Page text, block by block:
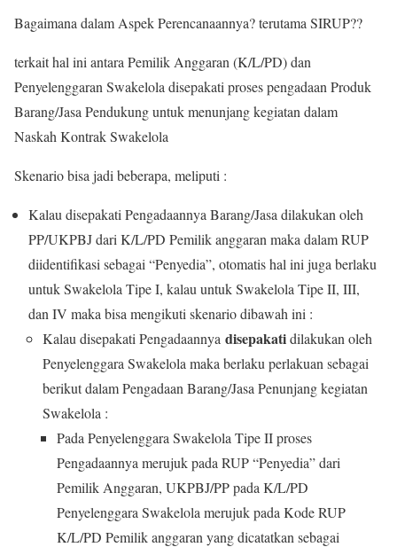
Bagaimana dalam Aspek Perencanaannya? terutama SIRUP??
terkait hal ini antara Pemilik Anggaran (K/L/PD) dan
Penyelenggaran Swakelola disepakati proses pengadaan Produk
Barang/Jasa Pendukung untuk menunjang kegiatan dalam
Naskah Kontrak Swakelola
Skenario bisa jadi beberapa, meliputi :
Kalau disepakati Pengadaannya Barang/Jasa dilakukan oleh
PP/UKPBJ dari K/L/PD Pemilik anggaran maka dalam RUP
diidentifikasi sebagai “Penyedia”, otomatis hal ini juga berlaku
untuk Swakelola Tipe I, kalau untuk Swakelola Tipe II, III,
dan IV maka bisa mengikuti skenario dibawah ini :
Kalau disepakati Pengadaannya disepakatidilakukan oleh
Penyelenggara Swakelola maka berlaku perlakuan sebagai
berikut dalam Pengadaan Barang/Jasa Penunjang kegiatan
Swakelola :
Pada Penyelenggara Swakelola Tipe II proses
Pengadaannya merujuk pada RUP “Penyedia” dari
Pemilik Anggaran, UKPBJ/PP pada K/L/PD
Penyelenggara Swakelola merujuk pada Kode RUP
K/L/PD Pemilik anggaran yang dicatatkan sebagai